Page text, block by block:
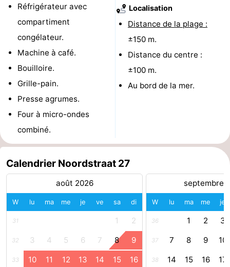
-
Stationnement
Adresses
Médicales
Région
Zeeland
Schouwen-
Duiveland
Renesse
-
Brouwershaven
-
Bruinisse
-
Zierikzee
Nature
Oosterschelde
Burgh
Réfrigérateur avec
compartiment
congélateur.
Machine à café.
Bouilloire.
Grille-pain.
Presse agrumes.
Four à micro-ondes
combiné.
Localisation
Distance de la plage :
±150 m.
Distance du centre :
±100 m.
Au bord de la mer.
Calendrier Noordstraat 27
août 2026
W lu ma me je ve sa di
31 1 2
32 3 4 5 6 7 8 9
33 10 11 12 13 14 15 16
septembre
W lu ma me je
36 1 2 3
37 7 8 9 10
38 14 15 16 17